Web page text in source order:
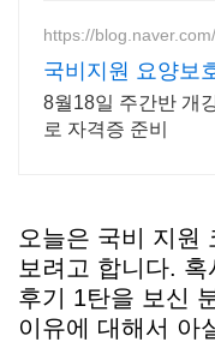
https://
국비지원 요양보
8월18일 주간반 개
로 자격증 준비
오늘은 국비 지원
보려고 합니다.
후기 1탄을 보신
이유에 대해서 아